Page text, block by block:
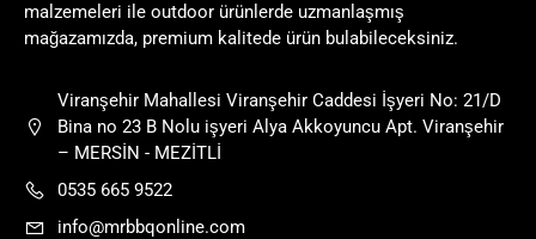
malzemeleri ile outdoor ürünlerde uzmanlaşmış
mağazamızda, premium kalitede ürün bulabileceksiniz.
Viranşehir Mahallesi Viranşehir Caddesi İşyeri No: 21/D
Bina no 23 B Nolu işyeri Alya Akkoyuncu Apt. Viranşehir
– MERSİN - MEZİTLİ
0535 665 9522
info@mrbbqonline.com